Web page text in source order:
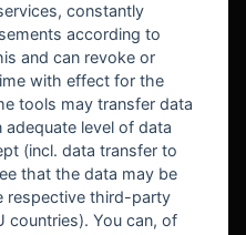
constantly
according to
and can revoke or
with effect for the
tools may transfer data
level of data
(incl. data transfer to
that the data may be
respective third-party
countries). You can, of